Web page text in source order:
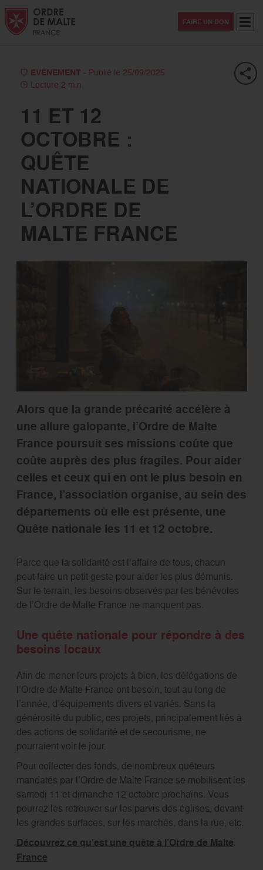
Aller au contenu
Aller à la recherche
Aller au menu
FAIRE UN DON
EVÉNEMENT - Publié le 25/09/2025
Lecture 2 min
11 ET 12
OCTOBRE :
QUÊTE
NATIONALE DE
L’ORDRE DE
MALTE FRANCE
Alors que la grande précarité accélère à
une allure galopante, l’Ordre de Malte
France poursuit ses missions coûte que
coûte auprès des plus fragiles. Pour aider
celles et ceux qui en ont le plus besoin en
France, l’association organise, au sein des
départements où elle est présente, une
Quête nationale les 11 et 12 octobre.
Parce que la solidarité est l’affaire de tous, chacun
peut faire un petit geste pour aider les plus démunis.
Sur le terrain, les besoins observés par les bénévoles
de l’Ordre de Malte France ne manquent pas.
Une quête nationale pour répondre à des
besoins locaux
Afin de mener leurs projets à bien, les délégations de
l’Ordre de Malte France ont besoin, tout au long de
l’année, d’équipements divers et variés. Sans la
générosité du public, ces projets, principalement liés à
des actions de solidarité et de secourisme, ne
pourraient voir le jour.
Pour collecter des fonds, de nombreux quêteurs
mandatés par l’Ordre de Malte France se mobilisent les
samedi 11 et dimanche 12 octobre prochains. Vous
pourrez les retrouver sur les parvis des églises, devant
les grandes surfaces, sur les marchés, dans la rue, etc.
Découvrez ce qu’est une quête à l’Ordre de Malte
France